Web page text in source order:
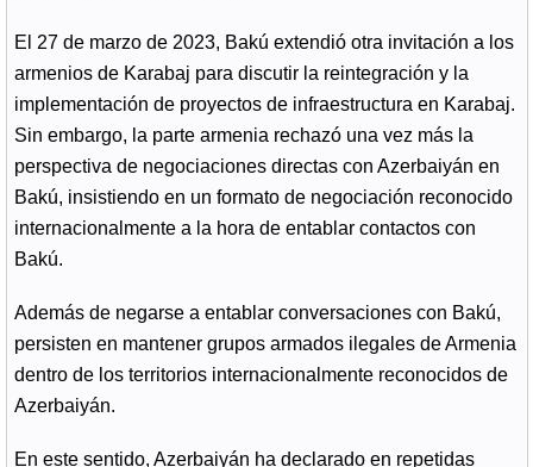
El 27 de marzo de 2023, Bakú extendió otra invitación a los
armenios de Karabaj para discutir la reintegración y la
implementación de proyectos de infraestructura en Karabaj.
Sin embargo, la parte armenia rechazó una vez más la
perspectiva de negociaciones directas con Azerbaiyán en
Bakú, insistiendo en un formato de negociación reconocido
internacionalmente a la hora de entablar contactos con
Bakú.
Además de negarse a entablar conversaciones con Bakú,
persisten en mantener grupos armados ilegales de Armenia
dentro de los territorios internacionalmente reconocidos de
Azerbaiyán.
En este sentido, Azerbaiyán ha declarado en repetidas